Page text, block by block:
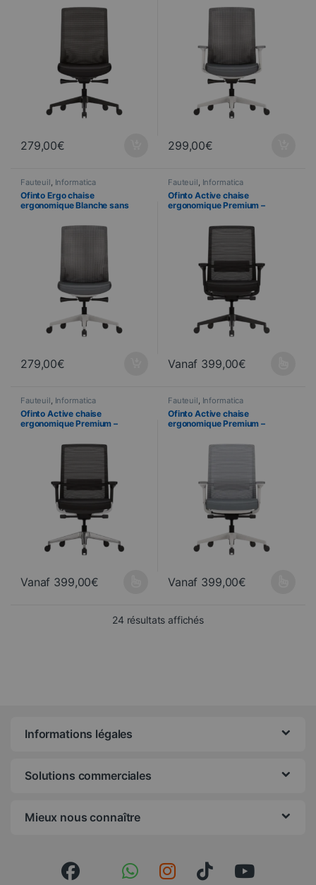
279,00€ 299,00€
Fauteuil, Informatica
Ofinto Ergo chaise
ergonomique Blanche sans
279,00€
Fauteuil, Informatica
Ofinto Active chaise
ergonomique Premium –
Lombaire – Noir mat
Vanaf 399,00€
Ce produit a plusieurs
Fauteuil, Informatica
Ofinto Active chaise
ergonomique Premium –
Lombaire – Aluminium noir
Vanaf 399,00€
Ce produit a plusieurs variations. Les options peuvent être
Fauteuil, Informatica
Ofinto Active chaise
ergonomique Premium –
Lombaire – Blanc
Vanaf 399,00€
Ce produit a plusieurs
24 résultats affichésTrié du plus récent au
Informations légales
Solutions commerciales
Mieux nous connaître